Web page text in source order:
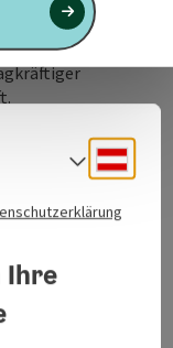
Ried. Wir
regionaler
und die
Betriebe
Wirtschaft
Ihre